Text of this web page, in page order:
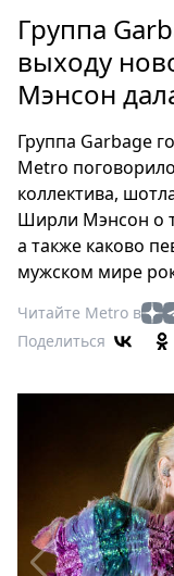
Россия
Мир
Туризм
Мода
Театр
Кино
Афиша
Книги
Metro
Стримы
Звезды
Выборы
Группа
выходу
Мэнсон
Группа Garbage
Metro
коллектива,
Ширли Мэнсон о
а также каково
мужском мире
Читайте Metro в
Поделиться